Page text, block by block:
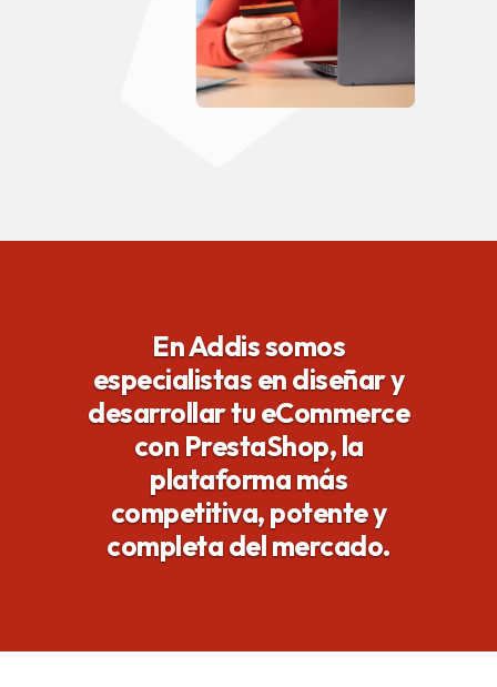
En Addis somos
especialistas en diseñar y
desarrollar tu eCommerce
con PrestaShop, la
plataforma más
competitiva, potente y
completa del mercado.